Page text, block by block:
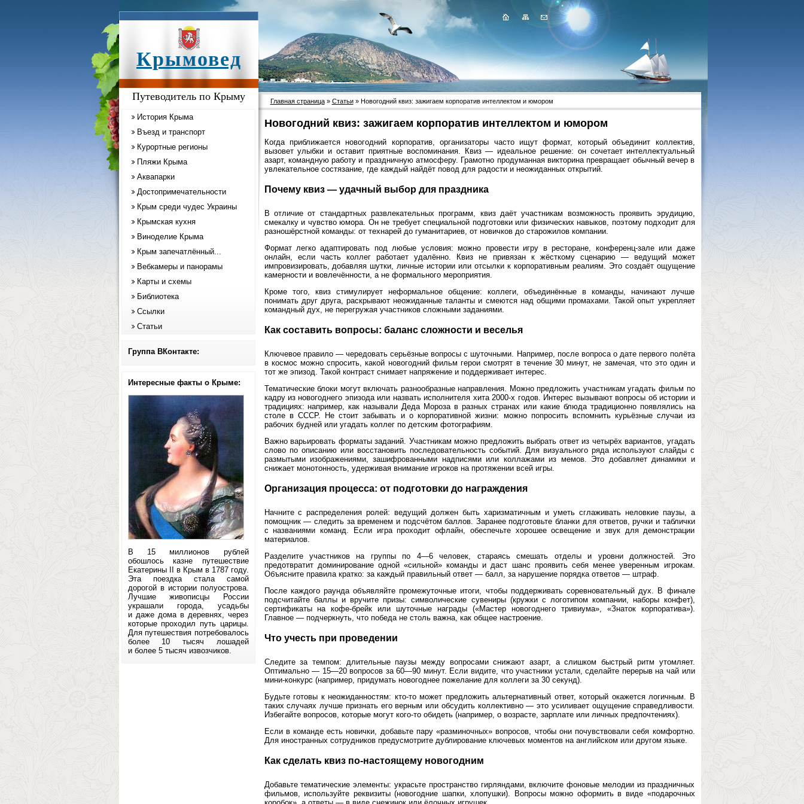
Крымовед
Путеводитель по Крыму
История Крыма
Въезд и транспорт
Курортные регионы
Пляжи Крыма
Аквапарки
Достопримечательности
Крым среди чудес Украины
Крымская кухня
Виноделие Крыма
Крым запечатлённый...
Вебкамеры и панорамы
Карты и схемы
Библиотека
Ссылки
Статьи
Группа ВКонтакте:
Интересные факты о Крыме:
В 15 миллионов рублей
обошлось казне путешествие
Екатерины II в Крым в 1787 году.
Эта поездка стала самой
дорогой в истории полуострова.
Лучшие живописцы России
украшали города, усадьбы
и даже дома в деревнях, через
которые проходил путь царицы.
Для путешествия потребовалось
более 10 тысяч лошадей
и более 5 тысяч извозчиков.
Главная страница» Статьи» Новогодний квиз: зажигаем корпоратив интеллектом и юмором
Новогодний квиз: зажигаем корпоратив интеллектом и юмором
Когда приближается новогодний корпоратив, организаторы часто ищут формат, который объединит коллектив,
вызовет улыбки и оставит приятные воспоминания. Квиз — идеальное решение: он сочетает интеллектуальный
азарт, командную работу и праздничную атмосферу. Грамотно продуманная викторина превращает обычный вечер в
увлекательное состязание, где каждый найдёт повод для радости и неожиданных открытий.
Почему квиз — удачный выбор для праздника
В отличие от стандартных развлекательных программ, квиз даёт участникам возможность проявить эрудицию,
смекалку и чувство юмора. Он не требует специальной подготовки или физических навыков, поэтому подходит для
разношёрстной команды: от технарей до гуманитариев, от новичков до старожилов компании.
Формат легко адаптировать под любые условия: можно провести игру в ресторане, конференц-зале или даже
онлайн, если часть коллег работает удалённо. Квиз не привязан к жёсткому сценарию — ведущий может
импровизировать, добавляя шутки, личные истории или отсылки к корпоративным реалиям. Это создаёт ощущение
камерности и вовлечённости, а не формального мероприятия.
Кроме того, квиз стимулирует неформальное общение: коллеги, объединённые в команды, начинают лучше
понимать друг друга, раскрывают неожиданные таланты и смеются над общими промахами. Такой опыт укрепляет
командный дух, не перегружая участников сложными заданиями.
Как составить вопросы: баланс сложности и веселья
Ключевое правило — чередовать серьёзные вопросы с шуточными. Например, после вопроса о дате первого полёта
в космос можно спросить, какой новогодний фильм герои смотрят в течение 30 минут, не замечая, что это один и
тот же эпизод. Такой контраст снимает напряжение и поддерживает интерес.
Тематические блоки могут включать разнообразные направления. Можно предложить участникам угадать фильм по
кадру из новогоднего эпизода или назвать исполнителя хита 2000-х годов. Интерес вызывают вопросы об истории и
традициях: например, как называли Деда Мороза в разных странах или какие блюда традиционно появлялись на
столе в СССР. Не стоит забывать и о корпоративной жизни: можно попросить вспомнить курьёзные случаи из
рабочих будней или угадать коллег по детским фотографиям.
Важно варьировать форматы заданий. Участникам можно предложить выбрать ответ из четырёх вариантов, угадать
слово по описанию или восстановить последовательность событий. Для визуального ряда используют слайды с
размытыми изображениями, зашифрованными надписями или коллажами из мемов. Это добавляет динамики и
снижает монотонность, удерживая внимание игроков на протяжении всей игры.
Организация процесса: от подготовки до награждения
Начните с распределения ролей: ведущий должен быть харизматичным и уметь сглаживать неловкие паузы, а
помощник — следить за временем и подсчётом баллов. Заранее подготовьте бланки для ответов, ручки и таблички
с названиями команд. Если игра проходит офлайн, обеспечьте хорошее освещение и звук для демонстрации
материалов.
Разделите участников на группы по 4—6 человек, стараясь смешать отделы и уровни должностей. Это
предотвратит доминирование одной «сильной» команды и даст шанс проявить себя менее уверенным игрокам.
Объясните правила кратко: за каждый правильный ответ — балл, за нарушение порядка ответов — штраф.
После каждого раунда объявляйте промежуточные итоги, чтобы поддерживать соревновательный дух. В финале
подсчитайте баллы и вручите призы: символические сувениры (кружки с логотипом компании, наборы конфет),
сертификаты на кофе-брейк или шуточные награды («Мастер новогоднего тривиума», «Знаток корпоратива»).
Главное — подчеркнуть, что победа не столь важна, как общее настроение.
Что учесть при проведении
Следите за темпом: длительные паузы между вопросами снижают азарт, а слишком быстрый ритм утомляет.
Оптимально — 15—20 вопросов за 60—90 минут. Если видите, что участники устали, сделайте перерыв на чай или
мини-конкурс (например, придумать новогоднее пожелание для коллеги за 30 секунд).
Будьте готовы к неожиданностям: кто-то может предложить альтернативный ответ, который окажется логичным. В
таких случаях лучше признать его верным или обсудить коллективно — это усиливает ощущение справедливости.
Избегайте вопросов, которые могут кого-то обидеть (например, о возрасте, зарплате или личных предпочтениях).
Если в команде есть новички, добавьте пару «разминочных» вопросов, чтобы они почувствовали себя комфортно.
Для иностранных сотрудников предусмотрите дублирование ключевых моментов на английском или другом языке.
Как сделать квиз по-настоящему новогодним
Добавьте тематические элементы: украсьте пространство гирляндами, включите фоновые мелодии из праздничных
фильмов, используйте реквизиты (новогодние шапки, хлопушки). Вопросы можно оформить в виде «подарочных